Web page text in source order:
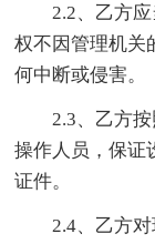
2.2、乙方应
权不因管理机关
何中断或侵害。
2.3、乙方按
操作人员，保证
证件。
2.4、乙方对